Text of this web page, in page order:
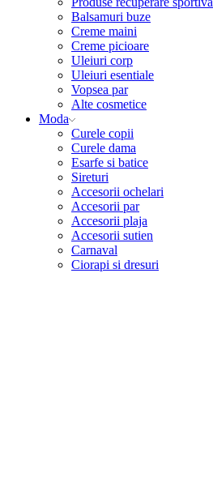
Balsamuri buze
Creme maini
Creme picioare
Uleiuri corp
Uleiuri esentiale
Vopsea par
Alte cosmetice
Moda
Curele copii
Curele dama
Esarfe si batice
Sireturi
Accesorii ochelari
Accesorii par
Accesorii plaja
Accesorii sutien
Carnaval
Ciorapi si dresuri